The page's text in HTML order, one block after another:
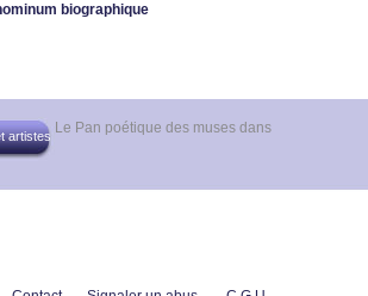
biographique
Le Pan poétique des muses dans
artistes